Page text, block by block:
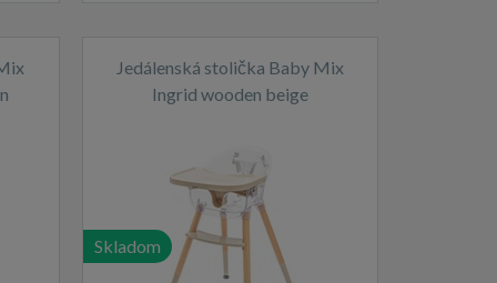
Jedálenská stolička Baby Mix
Ingrid wooden beige
Skladom